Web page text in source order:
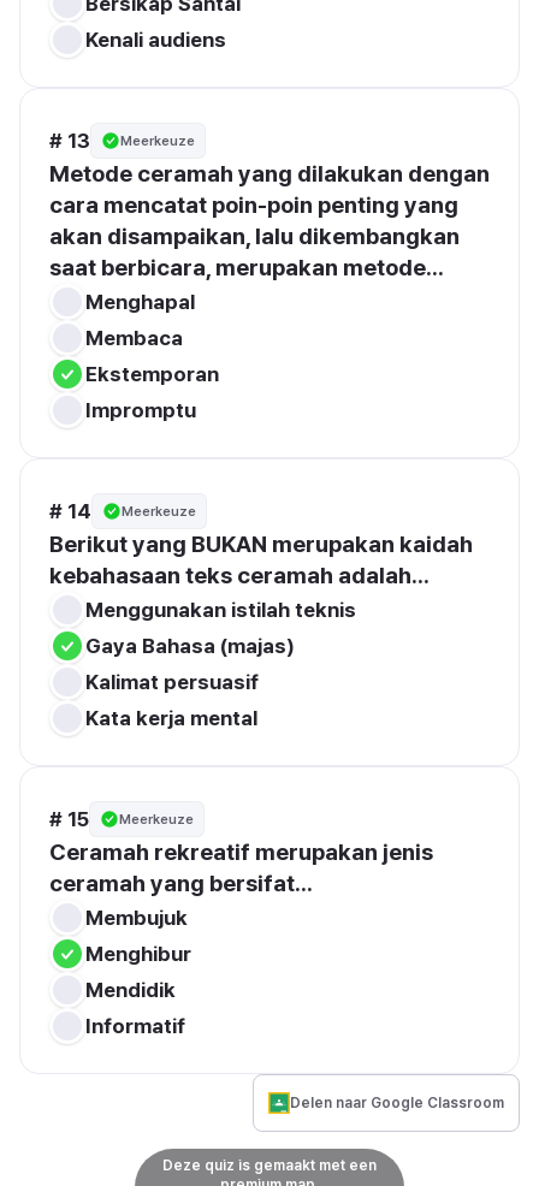
Kenali audiens
# 13 Meerkeuze
Metode ceramah yang dilakukan dengan
cara mencatat poin-poin penting yang
akan disampaikan, lalu dikembangkan
saat berbicara, merupakan metode...
Menghapal
Membaca
Ekstemporan
Impromptu
# 14 Meerkeuze
Berikut yang BUKAN merupakan kaidah
kebahasaan teks ceramah adalah...
Menggunakan istilah teknis
Gaya Bahasa (majas)
Kalimat persuasif
Kata kerja mental
# 15 Meerkeuze
Ceramah rekreatif merupakan jenis
ceramah yang bersifat...
Membujuk
Menghibur
Mendidik
Informatif
Delen naar Google Classroom
Deze quiz is gemaakt met een